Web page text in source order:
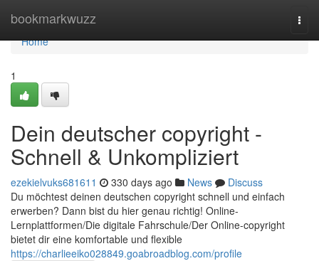
bookmarkwuzz
Home
Home
1
Dein deutscher copyright -
Schnell & Unkompliziert
ezekielvuks681611 330 days ago News
Discuss
Du möchtest deinen deutschen copyright schnell und einfach
erwerben? Dann bist du hier genau richtig! Online-
Lernplattformen/Die digitale Fahrschule/Der Online-copyright
bietet dir eine komfortable und flexible
https://charlieeiko028849.goabroadblog.com/profile